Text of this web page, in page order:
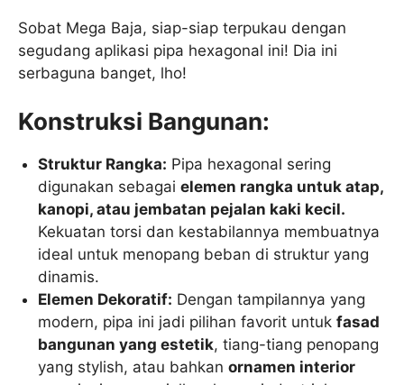
Sobat Mega Baja, siap-siap terpukau dengan
segudang aplikasi pipa hexagonal ini! Dia ini
serbaguna banget, lho!
Konstruksi Bangunan:
Struktur Rangka: Pipa hexagonal sering
digunakan sebagaielemen rangka untuk atap,
kanopi, atau jembatan pejalan kaki kecil.
Kekuatan torsi dan kestabilannya membuatnya
ideal untuk menopang beban di struktur yang
dinamis.
Elemen Dekoratif: Dengan tampilannya yang
modern, pipa ini jadi pilihan favorit untukfasad
bangunan yang estetik, tiang-tiang penopang
yang stylish, atau bahkanornamen interior